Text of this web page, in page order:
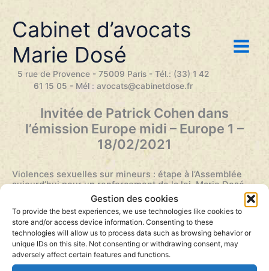
Gestion des cookies
To provide the best experiences, we use technologies like cookies to
store and/or access device information. Consenting to these
technologies will allow us to process data such as browsing behavior or
unique IDs on this site. Not consenting or withdrawing consent, may
adversely affect certain features and functions.
contenu
Cabinet d’avocats
Marie Dosé
5 rue de Provence - 75009 Paris - Tél.: (33) 1 42
61 15 05 - Mél : avocats@cabinetdose.fr
Invitée de Patrick Cohen dans
l’émission Europe midi – Europe 1 –
18/02/2021
Violences sexuelles sur mineurs : étape à l’Assemblée
aujourd’hui pour un renforcement de la loi. Marie Dosé,
avocate pénaliste au barreau de Paris, juge le texte
“inutile” et “non productif”
Europe midi de Patrick Cohen – Diffusé sur Europe 1 le 18
février 2021